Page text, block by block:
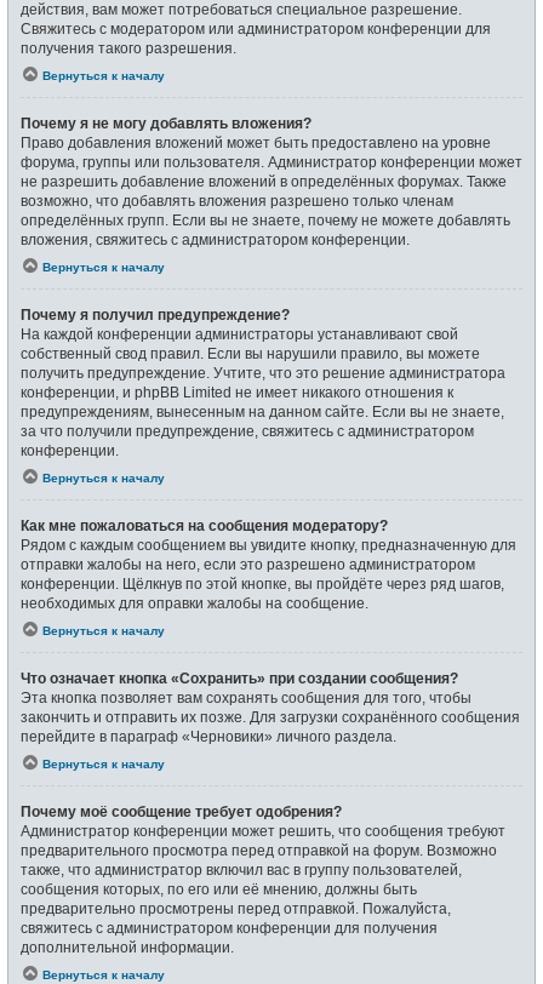
действия, вам может потребоваться специальное разрешение.
Свяжитесь с модератором или администратором конференции для
получения такого разрешения.
Вернуться к началу
Почему я не могу добавлять вложения?
Право добавления вложений может быть предоставлено на уровне
форума, группы или пользователя. Администратор конференции может
не разрешить добавление вложений в определённых форумах. Также
возможно, что добавлять вложения разрешено только членам
определённых групп. Если вы не знаете, почему не можете добавлять
вложения, свяжитесь с администратором конференции.
Вернуться к началу
Почему я получил предупреждение?
На каждой конференции администраторы устанавливают свой
собственный свод правил. Если вы нарушили правило, вы можете
получить предупреждение. Учтите, что это решение администратора
конференции, и phpBB Limited не имеет никакого отношения к
предупреждениям, вынесенным на данном сайте. Если вы не знаете,
за что получили предупреждение, свяжитесь с администратором
конференции.
Вернуться к началу
Как мне пожаловаться на сообщения модератору?
Рядом с каждым сообщением вы увидите кнопку, предназначенную для
отправки жалобы на него, если это разрешено администратором
конференции. Щёлкнув по этой кнопке, вы пройдёте через ряд шагов,
необходимых для оправки жалобы на сообщение.
Вернуться к началу
Что означает кнопка «Сохранить» при создании сообщения?
Эта кнопка позволяет вам сохранять сообщения для того, чтобы
закончить и отправить их позже. Для загрузки сохранённого сообщения
перейдите в параграф «Черновики» личного раздела.
Вернуться к началу
Почему моё сообщение требует одобрения?
Администратор конференции может решить, что сообщения требуют
предварительного просмотра перед отправкой на форум. Возможно
также, что администратор включил вас в группу пользователей,
сообщения которых, по его или её мнению, должны быть
предварительно просмотрены перед отправкой. Пожалуйста,
свяжитесь с администратором конференции для получения
дополнительной информации.
Вернуться к началу